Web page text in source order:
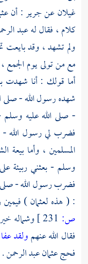
غيلانعنجرير: أن
كلام ، فقال لهعبد
ولم تشهد ، وقد بايعت
مع من تولى يوم الجمع
أما قولك : أنا شهدت
شهده رسول الله - صلى
- صلى الله عليه
فضرب لي رسول الله -
المسلمين ، وأما بيعة
وسلم - بعثني ربيئة
فضرب رسول الله - صلى
: ( هذه لعثمان)
ص:
وشماله
فقال الله عنهمولقد
فحجعثمان عبد الرحمن.